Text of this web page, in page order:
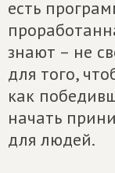
есть
знают – не
для того,
как
начать
для людей.